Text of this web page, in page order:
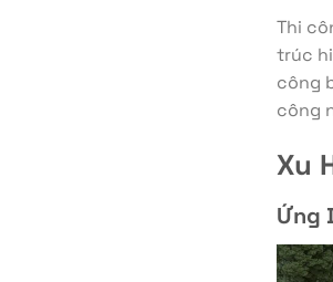
Thi
trúc
công
công
Xu
Ứng